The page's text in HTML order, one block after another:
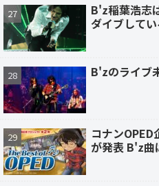
B'z稲葉浩志
ダイブして
B'zのライブ
コナン
が発表 B'z曲